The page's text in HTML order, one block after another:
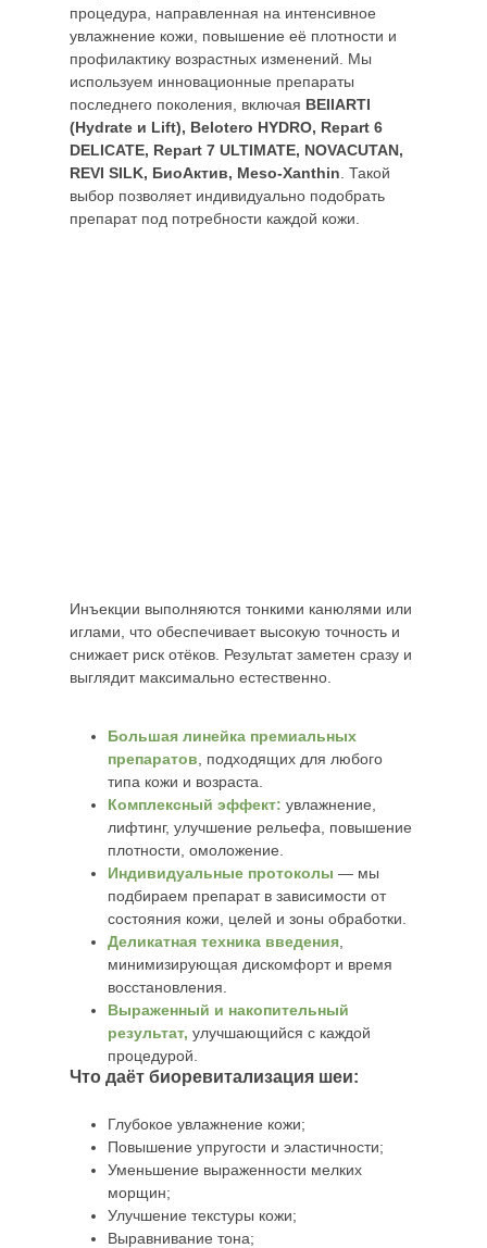
Что даёт биоревитализация шеи:
процедура, направленная на интенсивное
увлажнение кожи, повышение её плотности и
профилактику возрастных изменений. Мы
используем инновационные препараты
последнего поколения, включая BEIIARTI
(Hydrate и Lift), Belotero HYDRO, Repart 6
DELICATE, Repart 7 ULTIMATE, NOVACUTAN,
REVI SILK, БиоАктив, Meso-Xanthin . Такой
выбор позволяет индивидуально подобрать
препарат под потребности каждой кожи.
Инъекции выполняются тонкими канюлями или
иглами, что обеспечивает высокую точность и
снижает риск отёков. Результат заметен сразу и
выглядит максимально естественно.
Большая линейка премиальных
препаратов , подходящих для любого
типа кожи и возраста.
Комплексный эффект: увлажнение,
лифтинг, улучшение рельефа, повышение
плотности, омоложение.
Индивидуальные протоколы — мы
подбираем препарат в зависимости от
состояния кожи, целей и зоны обработки.
Деликатная техника введения
минимизирующая дискомфорт и время
восстановления.
Выраженный и накопительный
результат, улучшающийся с каждой
процедурой.
Глубокое увлажнение кожи;
Повышение упругости и эластичности;
Уменьшение выраженности мелких
морщин;
Улучшение текстуры кожи;
Выравнивание тона;
Сравните эффективность
инъекционных процедур,
выполненного нашими
опытными врачами